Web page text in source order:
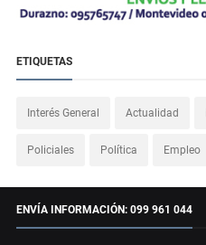
ETIQUETAS
Interés General Actualidad
Policiales Política Empleo
ENVÍA INFORMACIÓN: 099 961 044